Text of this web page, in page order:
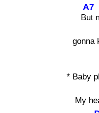
B
A7
ut
gonna
* Baby
My